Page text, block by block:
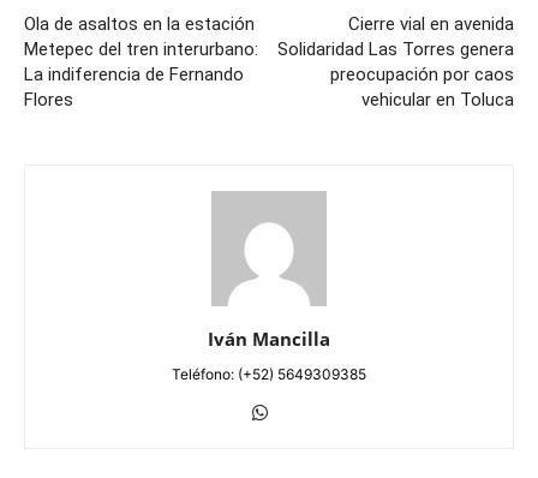
Ola de asaltos en la estación
Metepec del tren interurbano:
La indiferencia de Fernando
Flores
Cierre vial en avenida
Solidaridad Las Torres genera
preocupación por caos
vehicular en Toluca
Iván Mancilla
Teléfono: (+52) 5649309385